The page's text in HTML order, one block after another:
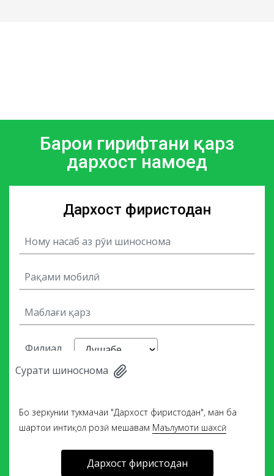
Барои гирифтани қарз
дархост намоед
Дархост фиристодан
Филиал
Cурати шиноснома
Бо зеркунии тукмачаи "Дархост фиристодан", ман ба
шартҳои интиқол розӣ мешавам Маълумоти шахсӣ
Дархост фиристодан